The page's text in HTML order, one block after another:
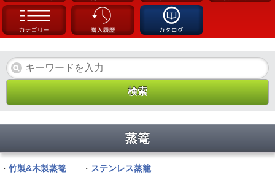
蒸篭
・ 竹製&木製蒸篭 ・ ステンレス蒸籠